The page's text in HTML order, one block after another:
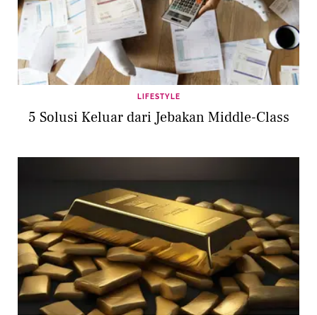
LIFESTYLE
5 Solusi Keluar dari Jebakan Middle-Class